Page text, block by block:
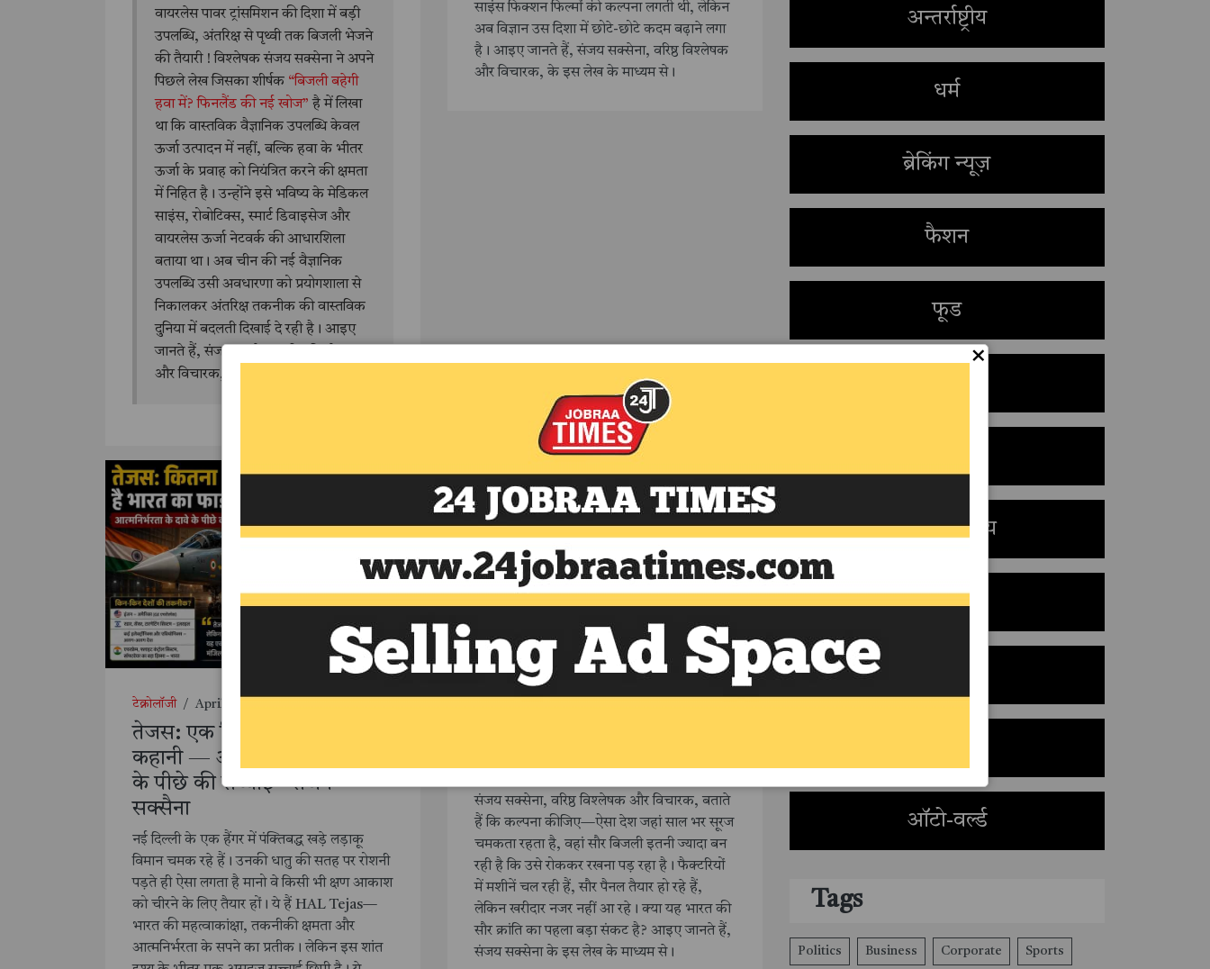
वायरलेस पावर ट्रांसमिशन की दिशा में बड़ी
उपलब्धि, अंतरिक्ष से पृथ्वी तक बिजली भेजने
की तैयारी ! विश्लेषक संजय सक्सेना ने अपने
पिछले लेख जिसका शीर्षक “बिजली बहेगी
हवा में? फिनलैंड की नई खोज” है में लिखा
था कि वास्तविक वैज्ञानिक उपलब्धि केवल
ऊर्जा उत्पादन में नहीं, बल्कि हवा के भीतर
ऊर्जा के प्रवाह को नियंत्रित करने की क्षमता
में निहित है। उन्होंने इसे भविष्य के मेडिकल
साइंस, रोबोटिक्स, स्मार्ट डिवाइसेज और
वायरलेस ऊर्जा नेटवर्क की आधारशिला
बताया था। अब चीन की नई वैज्ञानिक
उपलब्धि उसी अवधारणा को प्रयोगशाला से
निकालकर अंतरिक्ष तकनीक की वास्तविक
दुनिया में बदलती दिखाई दे रही है। आइए
जानते हैं, संजय सक्सेना, वरिष्ठ विश्लेषक
और विचारक, के इस लेख के माध्यम से।
साइंस फिक्शन फिल्मों की कल्पना लगती थी, लेकिन
अब विज्ञान उस दिशा में छोटे-छोटे कदम बढ़ाने लगा
है। आइए जानते हैं, संजय सक्सेना, वरिष्ठ विश्लेषक
और विचारक, के इस लेख के माध्यम से।
टेक्नोलॉजी / April 23, 2026
तेजस: एक विमान, कई देशों की
कहानी — आत्मनिर्भरता की परतों
के पीछे की सच्चाई - संजय
सक्सैना
नई दिल्ली के एक हैंगर में पंक्तिबद्ध खड़े लड़ाकू
विमान चमक रहे हैं। उनकी धातु की सतह पर रोशनी
पड़ते ही ऐसा लगता है मानो वे किसी भी क्षण आकाश
को चीरने के लिए तैयार हों। ये हैं HAL Tejas—
भारत की महत्वाकांक्षा, तकनीकी क्षमता और
आत्मनिर्भरता के सपने का प्रतीक। लेकिन इस शांत
टेक्नोलॉजी November 27, 2025
सौर ऊर्जा की चमक क्यों मंद पड़ने
सक्सेना
संजय सक्सेना, वरिष्ठ विश्लेषक और विचारक, बताते
हैं कि कल्पना कीजिए—ऐसा देश जहां साल भर सूरज
चमकता रहता है, वहां सौर बिजली इतनी ज्यादा बन
रही है कि उसे रोककर रखना पड़ रहा है। फैक्टरियों
में मशीनें चल रही हैं, सौर पैनल तैयार हो रहे हैं,
लेकिन खरीदार नजर नहीं आ रहे। क्या यह भारत की
सौर क्रांति का पहला बड़ा संकट है? आइए जानते हैं,
संजय सक्सेना के इस लेख के माध्यम से।
अन्तर्राष्ट्रीय
धर्म
ब्रेकिंग न्यूज़
फैशन
फूड
कला-साहित्य
ज्योतिष
ऑटो-वर्ल्ड
Tags
Politics Business Corporate Sports
×